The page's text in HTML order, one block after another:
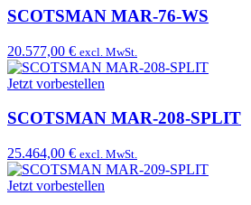
SCOTSMAN MAR-76-WS
20.577,00 € excl. MwSt.
Jetzt vorbestellen
SCOTSMAN MAR-208-SPLIT
25.464,00 € excl. MwSt.
Jetzt vorbestellen